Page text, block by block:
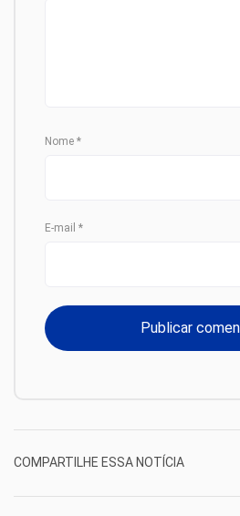
Nome *
E-mail *
COMPARTILHE ESSA NOTÍCIA